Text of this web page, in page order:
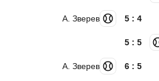
А. Зверев 5 : 4
5 : 5
А. Зверев 6 : 5